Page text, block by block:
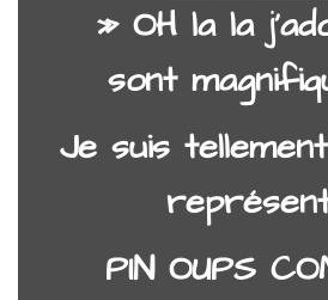
» OH la la
sont
Je suis
PIN OUPS